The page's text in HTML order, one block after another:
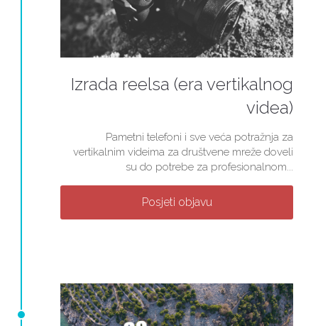
Izrada reelsa (era vertikalnog
videa)
Pametni telefoni i sve veća potražnja za
vertikalnim videima za društvene mreže doveli
su do potrebe za profesionalnom...
Posjeti objavu